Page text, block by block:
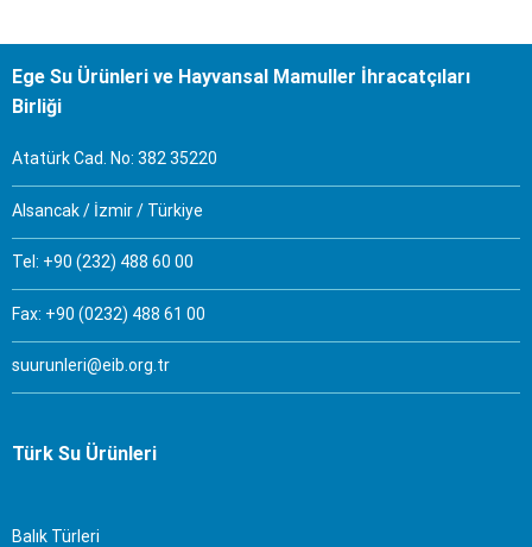
Ege Su Ürünleri ve Hayvansal Mamuller İhracatçıları
Birliği
Atatürk Cad. No: 382 35220
Alsancak / İzmir / Türkiye
Tel: +90 (232) 488 60 00
Fax: +90 (0232) 488 61 00
suurunleri@eib.org.tr
Türk Su Ürünleri
Balık Türleri